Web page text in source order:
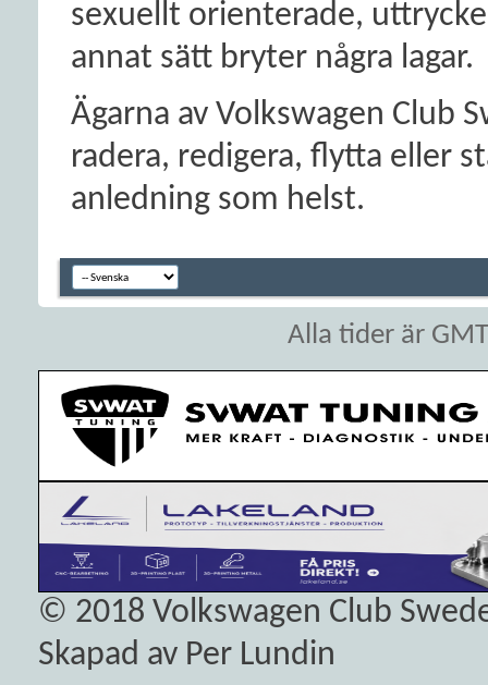
sexuellt orienterade,
annat sätt bryter några lagar.
Ägarna av Volkswagen Club
radera, redigera, flytta eller
anledning som helst.
Alla tider är
© 2018 Volkswagen Club
Skapad av Per Lundin